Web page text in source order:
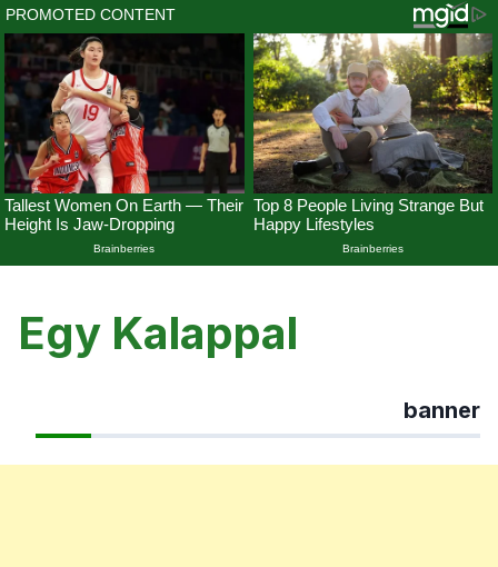
content
Egy Kalappal
banner